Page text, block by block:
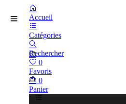
Accueil
Catégories
Rechercher
0
Favoris
0
Panier